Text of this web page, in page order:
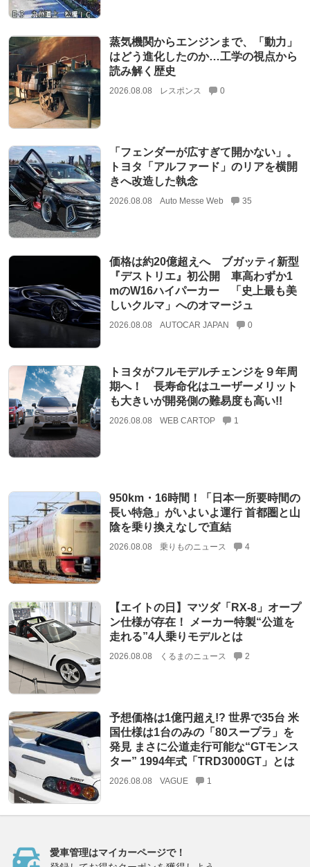
蒸気機関からエンジンまで、「動力」
はどう進化したのか…工学の視点から
読み解く歴史
2026.08.08 レスポンス 0
「フェンダーが広すぎて開かない」。
トヨタ「アルファード」のリアを横開
きへ改造した執念
2026.08.08 Auto Messe Web 35
価格は約20億超えへ ブガッティ新型
『デストリエ』初公開 車高わずか1
mのW16ハイパーカー 「史上最も美
しいクルマ」へのオマージュ
2026.08.08 AUTOCAR JAPAN 0
トヨタがフルモデルチェンジを９年周
期へ！ 長寿命化はユーザーメリット
も大きいが開発側の難易度も高い!!
2026.08.08 WEB CARTOP 1
950km・16時間！「日本一所要時間の
長い特急」がいよいよ運行 首都圏と山
陰を乗り換えなしで直結
2026.08.08 乗りものニュース 4
【エイトの日】マツダ「RX-8」オープ
ン仕様が存在！ メーカー特製“公道を
走れる”4人乗りモデルとは
2026.08.08 くるまのニュース 2
予想価格は1億円超え!? 世界で35台 米
国仕様は1台のみの「80スープラ」を
発見 まさに公道走行可能な“GTモンス
ター” 1994年式「TRD3000GT」とは
2026.08.08 VAGUE 1
愛車管理はマイカーページで！